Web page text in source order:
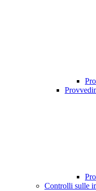
Controlli sulle